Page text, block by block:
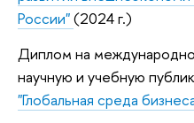
России"(2024 г.)
Диплом на
научную и учебную
"Глобальная среда